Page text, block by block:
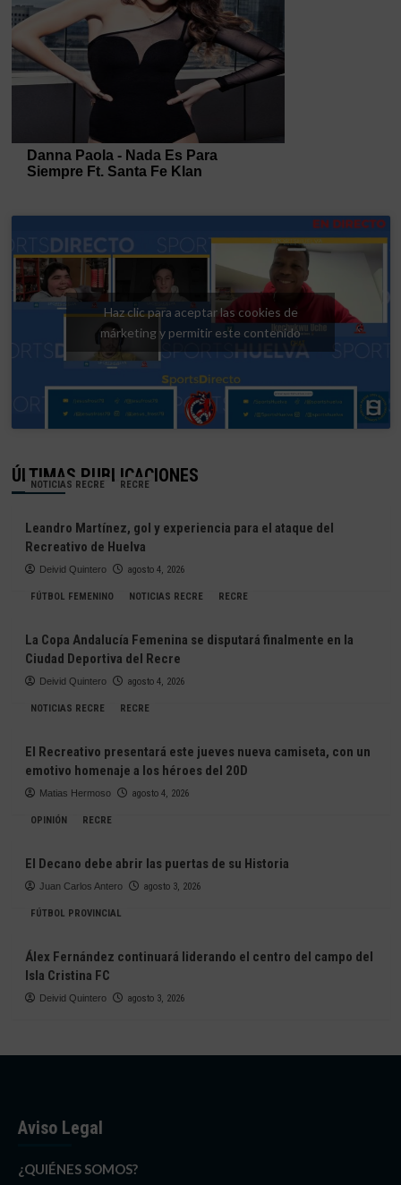
Haz clic para aceptar las cookies de
márketing y permitir este contenido
ÚLTIMAS PUBLICACIONES
NOTICIAS RECRE RECRE
Leandro Martínez, gol y experiencia para el ataque del
Recreativo de Huelva
Deivid Quintero agosto 4, 2026
FÚTBOL FEMENINO NOTICIAS RECRE RECRE
La Copa Andalucía Femenina se disputará finalmente en la
Ciudad Deportiva del Recre
Deivid Quintero agosto 4, 2026
NOTICIAS RECRE RECRE
El Recreativo presentará este jueves nueva camiseta, con un
emotivo homenaje a los héroes del 20D
Matias Hermoso agosto 4, 2026
OPINIÓN RECRE
El Decano debe abrir las puertas de su Historia
Juan Carlos Antero agosto 3, 2026
FÚTBOL PROVINCIAL
Álex Fernández continuará liderando el centro del campo del
Isla Cristina FC
Deivid Quintero agosto 3, 2026
Aviso Legal
¿QUIÉNES SOMOS?